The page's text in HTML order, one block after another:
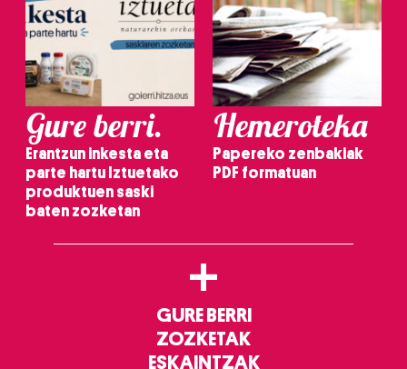
Gure berri.
Erantzun inkesta eta
parte hartu Iztuetako
produktuen saski
baten zozketan
Hemeroteka
Papereko zenbakiak
PDF formatuan
+
GURE BERRI
ZOZKETAK
ESKAINTZAK